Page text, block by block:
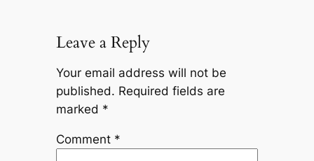
Leave a Reply
Your email address will not be
published. Required fields are
marked *
Comment *